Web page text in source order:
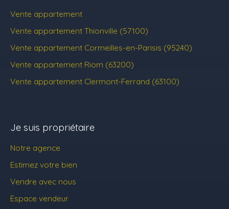
Vente appartement
Vente appartement Thionville (57100)
Vente appartement Cormeilles-en-Parisis (95240)
Vente appartement Riom (63200)
Vente appartement Clermont-Ferrand (63100)
Je suis propriétaire
Notre agence
Estimez votre bien
Vendre avec nous
Espace vendeur